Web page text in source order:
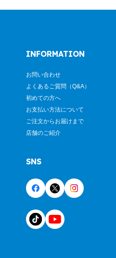
INFORMATION
お問い合わせ
よくあるご質問（Q&A）
初めての方へ
お支払い方法について
ご注文からお届けまで
店舗のご紹介
SNS